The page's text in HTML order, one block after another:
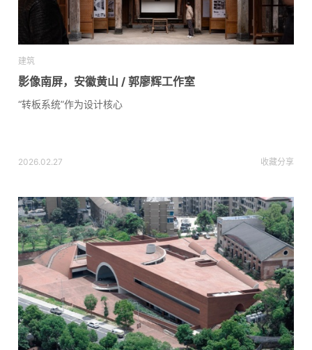
建筑
影像南屏，安徽黄山 / 郭廖辉工作室
“转板系统”作为设计核心
2026.02.27 收藏分享